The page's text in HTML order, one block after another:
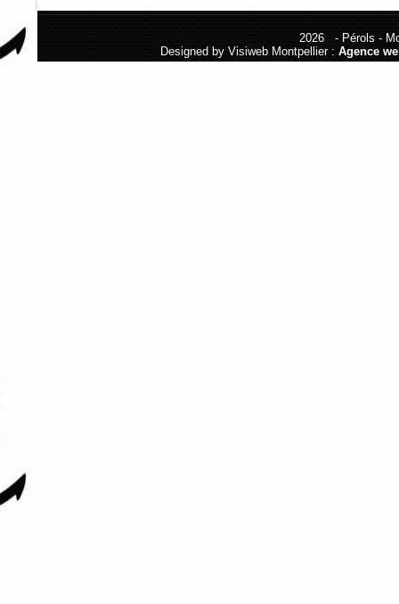
2026 - Pérols -
Designed by Visiweb Montpellier : Agence